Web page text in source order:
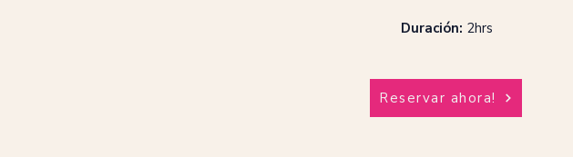
Duración: 2hrs
Reservar ahora!